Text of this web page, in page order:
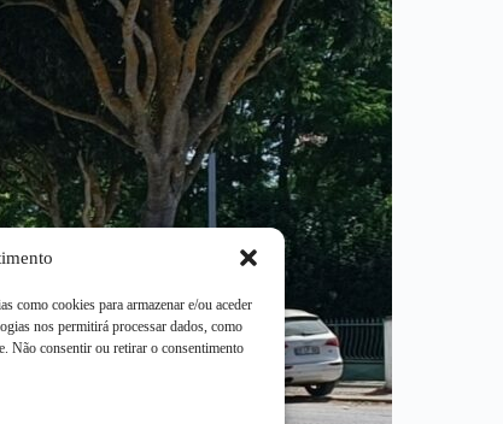
como cookies para armazenar e/ou aceder
nos permitirá processar dados, como
Não consentir ou retirar o consentimento